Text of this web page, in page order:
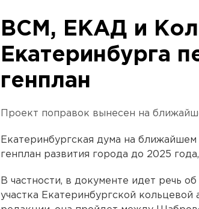
ВСМ, ЕКАД и
Екатеринбурга
генплан
Проект поправок вынесен на
Екатеринбургская дума на
генплан развития города до 2025
В частности, в документе идет речь
участка Екатеринбургской